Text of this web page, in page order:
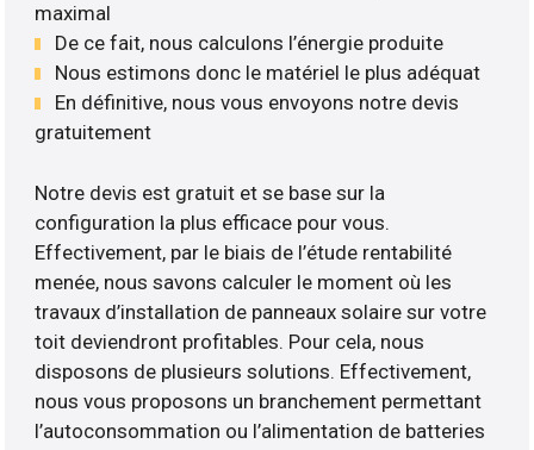
maximal
De ce fait, nous calculons l’énergie produite
Nous estimons donc le matériel le plus adéquat
En définitive, nous vous envoyons notre devis
gratuitement
Notre devis est gratuit et se base sur la
configuration la plus efficace pour vous.
Effectivement, par le biais de l’étude rentabilité
menée, nous savons calculer le moment où les
travaux d’installation de panneaux solaire sur votre
toit deviendront profitables. Pour cela, nous
disposons de plusieurs solutions. Effectivement,
nous vous proposons un branchement permettant
l’autoconsommation ou l’alimentation de batteries